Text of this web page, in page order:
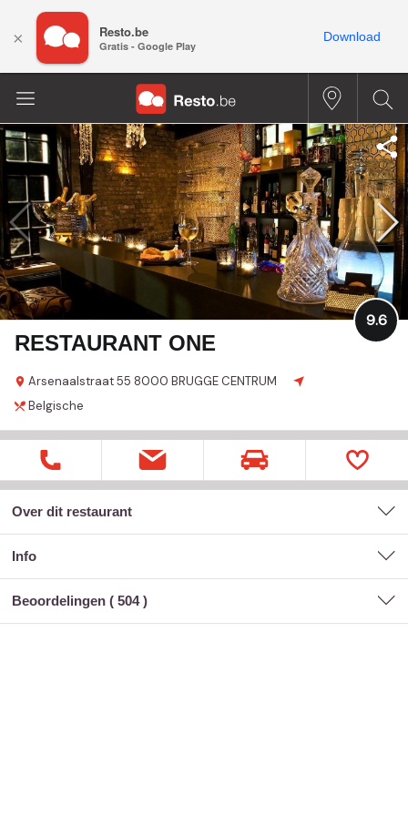
RESTAURANT ONE
Arsenaalstraat 55 8000 BRUGGE CENTRUM
9.6
Belgische
Over dit restaurant
Info
Beoordelingen ( 504)
× Resto.be
Gratis - Google Play
Download